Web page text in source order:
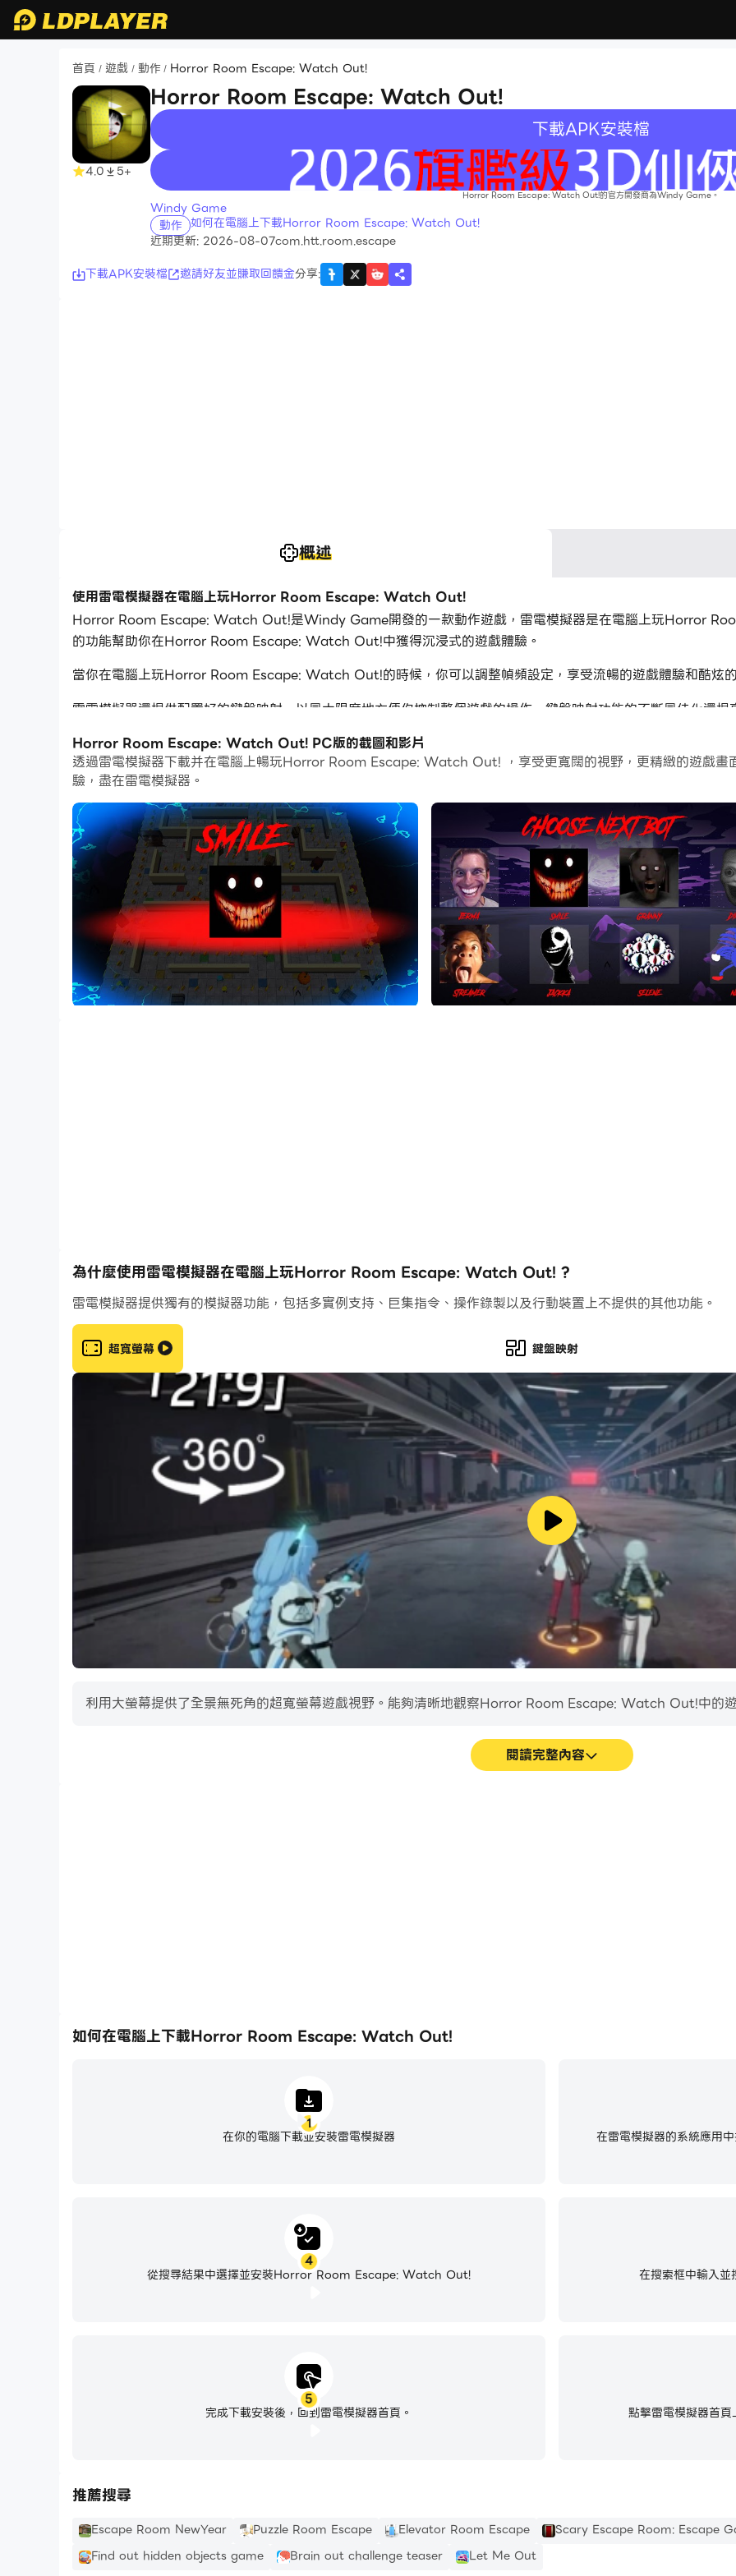
首頁 / 遊戲 / 動作 / Horror Room Escape: Watch Out!
4.0 5+
Horror Room Escape: Watch Out!
下載APK安裝檔
recommend
Horror Room Escape: Watch Out!的官方開發商為Windy Game。
Windy Game
動作 如何在電腦上下載Horror Room Escape: Watch Out!
近期更新: 2026-08-07com.htt.room.escape
下載APK安裝檔
邀請好友並賺取回饋金分享:
概述
使用雷電模擬器在電腦上玩Horror Room Escape: Watch Out!
Horror Room Escape: Watch Out!是Windy Game開發的一款動作遊戲，雷電模擬器是在電腦上玩Horror
的功能幫助你在Horror Room Escape: Watch Out!中獲得沉浸式的遊戲體驗。
當你在電腦上玩Horror Room Escape: Watch Out!的時候，你可以調整幀頻設定，享受流暢的遊戲體驗和酷炫
雷電模擬器還提供配置好的鍵盤映射，以最大限度地方便你控制整個遊戲的操作。鍵盤映射功能的不斷最佳化還
戲體驗，雷電模擬器還為你配置了特殊的按鈕，如射擊按鈕、隱藏滑鼠按鈕、連續按鍵等。
如果你想用遊戲手把玩遊戲，自動啟用的遊戲手把檢測可以幫助你在幾個簡單的點擊中自訂控制，自由移動你的
Escape: Watch Out!吧！
一個充滿機器人和怪物的戰場。你能應付嗎？恐怖密室逃脫：小心！將與 Hugy Wugy、恐怖熊、藍色怪物、...
🔨怎麼玩🔨
選擇你的角色：隱藏或尋找
- 如果你選擇尋找，追逐所有玩家並擊敗他們
Horror Room Escape: Watch Out! PC版的截圖和影片
透過雷電模擬器下載并在電腦上暢玩Horror Room Escape: Watch Out! ，享受更寬闊的視野，更精緻的遊戲畫
驗，盡在雷電模擬器。
為什麼使用雷電模擬器在電腦上玩Horror Room Escape: Watch Out! ?
雷電模擬器提供獨有的模擬器功能，包括多實例支持、巨集指令、操作錄製以及行動裝置上不提供的其他功能。
超寬螢幕 鍵盤映射
利用大螢幕提供了全景無死角的超寬螢幕遊戲視野。能夠清晰地觀察Horror Room Escape: Watch Out!中的
閱讀完整內容
如何在電腦上下載Horror Room Escape: Watch Out!
1
在你的電腦下載並安裝雷電模擬器 在雷電模擬器的系統應用
在搜索框中輸入
4
從搜尋結果中選擇並安裝Horror Room Escape: Watch Out!
5
完成下載安裝後，回到雷電模擬器首頁。 點擊雷電模擬器首
推薦搜尋
Escape Room NewYear Puzzle Room Escape Elevator Room Escape
Scary Escape Room: Escape
Find out hidden objects game
Brain out challenge teaser Let Me Out